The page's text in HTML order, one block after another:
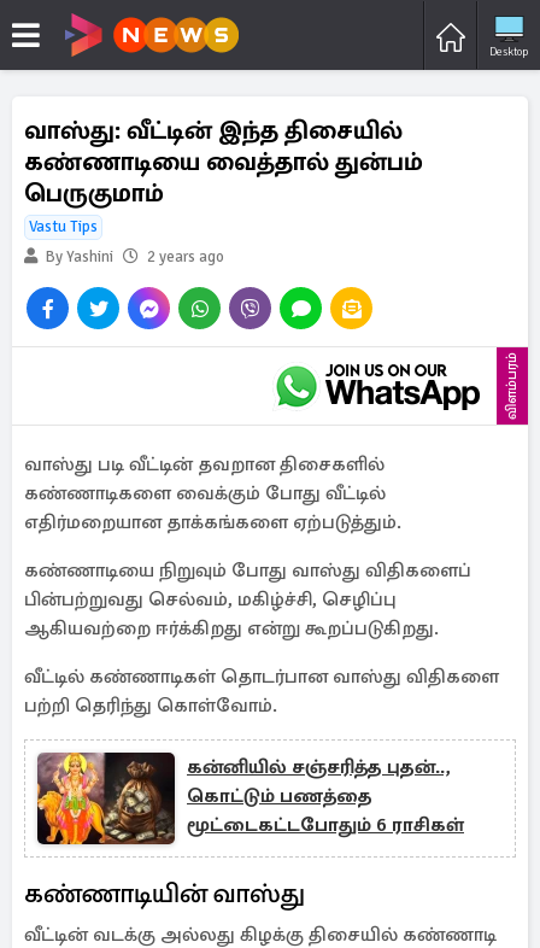
Desktop
வாஸ்து: வீட்டின் இந்த திசையில்
கண்ணாடியை வைத்தால் துன்பம்
பெருகுமாம்
Vastu Tips
By Yashini
2 years ago
விளம்பரம்
வாஸ்து படி வீட்டின் தவறான திசைகளில்
கண்ணாடிகளை வைக்கும் போது வீட்டில்
எதிர்மறையான தாக்கங்களை ஏற்படுத்தும்.
கண்ணாடியை நிறுவும் போது வாஸ்து விதிகளைப்
பின்பற்றுவது செல்வம், மகிழ்ச்சி, செழிப்பு
ஆகியவற்றை ஈர்க்கிறது என்று கூறப்படுகிறது.
வீட்டில் கண்ணாடிகள் தொடர்பான வாஸ்து விதிகளை
பற்றி தெரிந்து கொள்வோம்.
கன்னியில் சஞ்சரித்த புதன்..,
கொட்டும் பணத்தை
மூட்டைகட்டபோதும் 6 ராசிகள்
கண்ணாடியின் வாஸ்து
வீட்டின் வடக்கு அல்லது கிழக்கு திசையில் கண்ணாடி